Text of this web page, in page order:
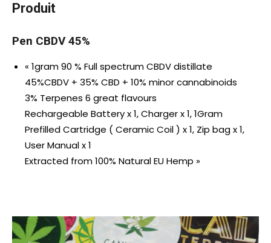
Produit
Pen CBDV 45%
« 1gram 90 % Full spectrum CBDV distillate
45%CBDV + 35% CBD + 10% minor cannabinoids
3% Terpenes 6 great flavours
Rechargeable Battery x 1, Charger x 1, 1Gram
Prefilled Cartridge ( Ceramic Coil ) x 1, Zip bag x 1,
User Manual x 1
Extracted from 100% Natural EU Hemp »